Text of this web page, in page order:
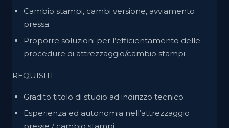
Cambio stampi, cambi versione, avviamento
pressa
Proporre soluzioni per l’efficientamento delle
procedure di attrezzaggio/cambio stampi;
REQUISITI
Gradito titolo di studio ad indirizzo tecnico
Esperienza ed autonomia nell’attrezzaggio